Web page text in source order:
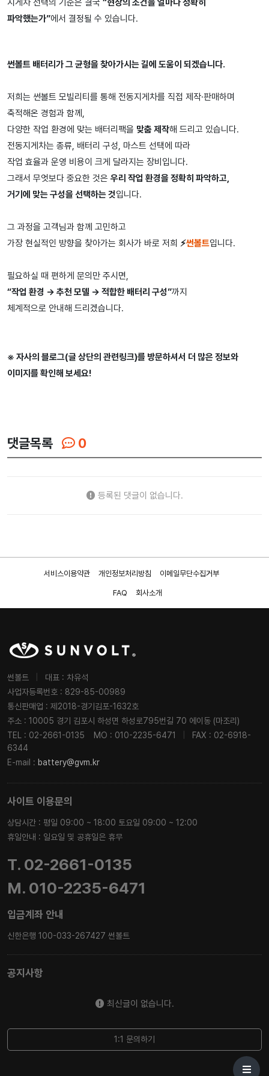
지게차 선택의 기준은 결국 “현장의 조건을 얼마나 정확히
파악했는가”에서 결정될 수 있습니다.
썬볼트 배터리가 그 균형을 찾아가시는 길에 도움이 되겠습니다.
저희는 썬볼트 모빌리티를 통해 전동지게차를 직접 제작·판매하며
축적해온 경험과 함께,
다양한 작업 환경에 맞는 배터리팩을 맞춤 제작해 드리고 있습니다.
전동지게차는 종류, 배터리 구성, 마스트 선택에 따라
작업 효율과 운영 비용이 크게 달라지는 장비입니다.
그래서 무엇보다 중요한 것은 우리 작업 환경을 정확히 파악하고,
거기에 맞는 구성을 선택하는 것입니다.
그 과정을 고객님과 함께 고민하고
가장 현실적인 방향을 찾아가는 회사가 바로 저희 ⚡썬볼트입니다.
필요하실 때 편하게 문의만 주시면,
“작업 환경 → 추천 모델 → 적합한 배터리 구성”까지
체계적으로 안내해 드리겠습니다.
※ 자사의 블로그(글 상단의 관련링크)를 방문하셔서 더 많은 정보와
이미지를 확인해 보세요!
댓글목록 0
등록된 댓글이 없습니다.
서비스이용약관 개인정보처리방침 이메일무단수집거부
FAQ 회사소개
썬볼트
대표 : 차유석
사업자등록번호 : 829-85-00989
통신판매업 : 제2018-경기김포-1632호
주소 : 10005 경기 김포시 하성면 하성로795번길 70 에이동 (마조리)
TEL : 02-2661-0135
MO : 010-2235-6471
FAX : 02-6918-
6344
E-mail : battery@gvm.kr
사이트 이용문의
상담시간 : 평일 09:00 ~ 18:00 토요일 09:00 ~ 12:00
휴일안내 : 일요일 및 공휴일은 휴무
T. 02-2661-0135
M. 010-2235-6471
입금계좌 안내
신한은행 100-033-267427 썬볼트
공지사항
최신글이 없습니다.
1:1 문의하기